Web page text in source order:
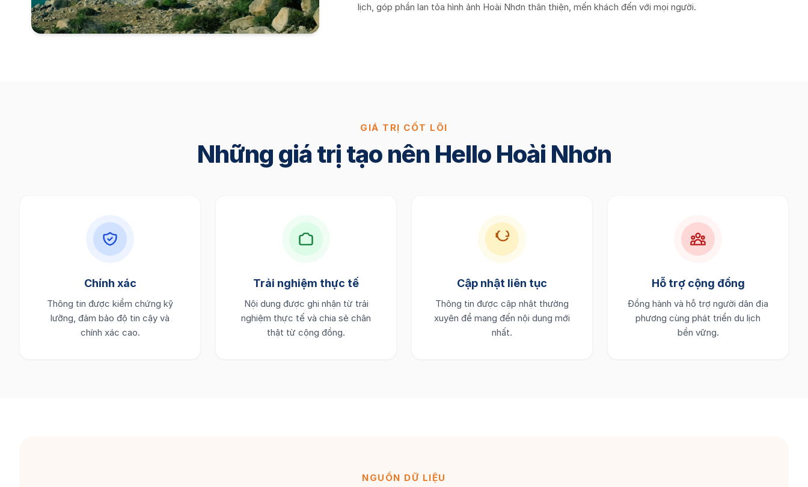
lịch, góp phần lan tỏa hình ảnh Hoài Nhơn thân thiện, mến khách đến với mọi người.
GIÁ TRỊ CỐT LÕI
Những giá trị tạo nên Hello Hoài Nhơn
Chính xác
Thông tin được kiểm chứng kỹ
lưỡng, đảm bảo độ tin cậy và
chính xác cao.
Trải nghiệm thực tế
Nội dung được ghi nhận từ trải
nghiệm thực tế và chia sẻ chân
thật từ cộng đồng.
Cập nhật liên tục
Thông tin được cập nhật thường
xuyên để mang đến nội dung mới
nhất.
Hỗ trợ cộng đồng
Đồng hành và hỗ trợ người dân địa
phương cùng phát triển du lịch
bền vững.
NGUỒN DỮ LIỆU